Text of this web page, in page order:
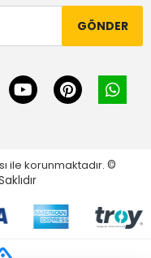
GÖNDER
ile korunmaktadır. ©